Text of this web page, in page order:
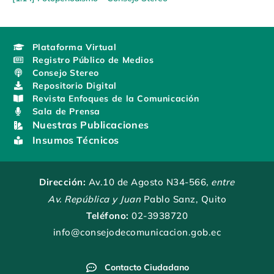
Plataforma Virtual
Registro Público de Medios
Consejo Stereo
Repositorio Digital
Revista Enfoques de la Comunicación
Sala de Prensa
Nuestras Publicaciones
Insumos Técnicos
Dirección: Av.10 de Agosto N34-566, entre
Av. República y Juan Pablo Sanz, Quito
Teléfono: 02-3938720
info@consejodecomunicacion.gob.ec
Contacto Ciudadano